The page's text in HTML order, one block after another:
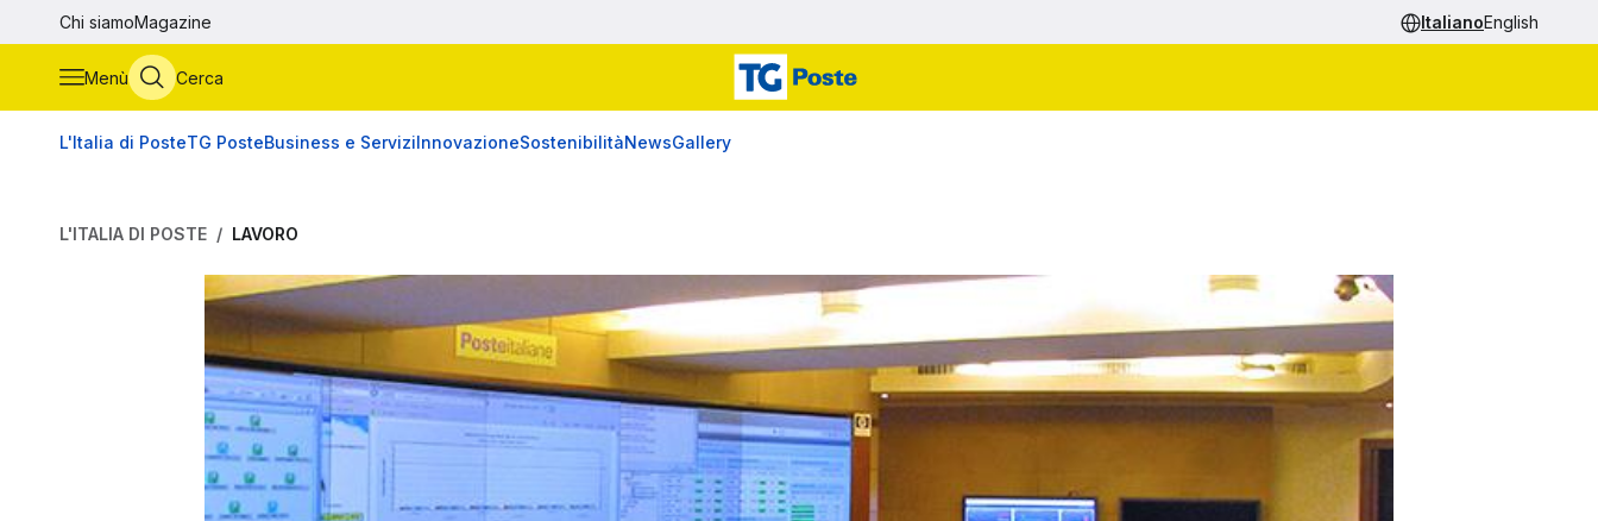
Vai al contenuto principale
Chi siamoMagazine ItalianoEnglish
Menù Cerca
L'Italia di PosteTG PosteBusiness e ServiziInnovazioneSostenibilitàNewsGallery
L'ITALIA DI POSTE LAVORO